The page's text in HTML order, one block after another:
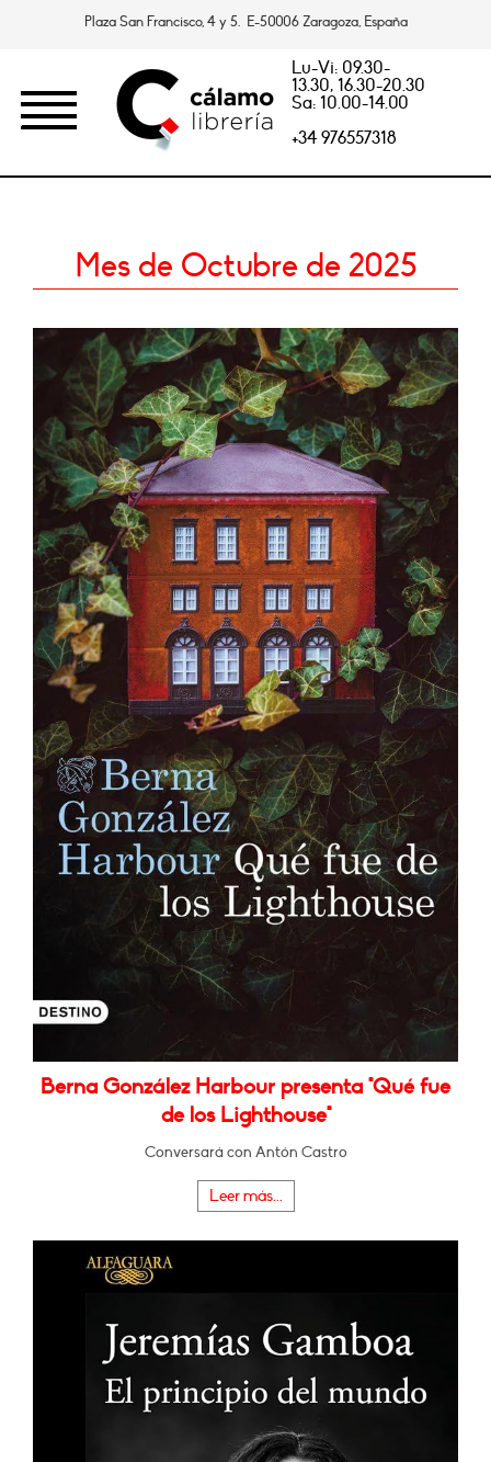
Plaza San Francisco, 4 y 5. E-50006 Zaragoza, España
Lu-Vi: 09.30-
13.30, 16.30-20.30
Sa: 10.00-14.00
+34 976557318
Mes de Octubre de 2025
Berna González Harbour presenta "Qué fue
de los Lighthouse"
Conversará con Antón Castro
Leer más...